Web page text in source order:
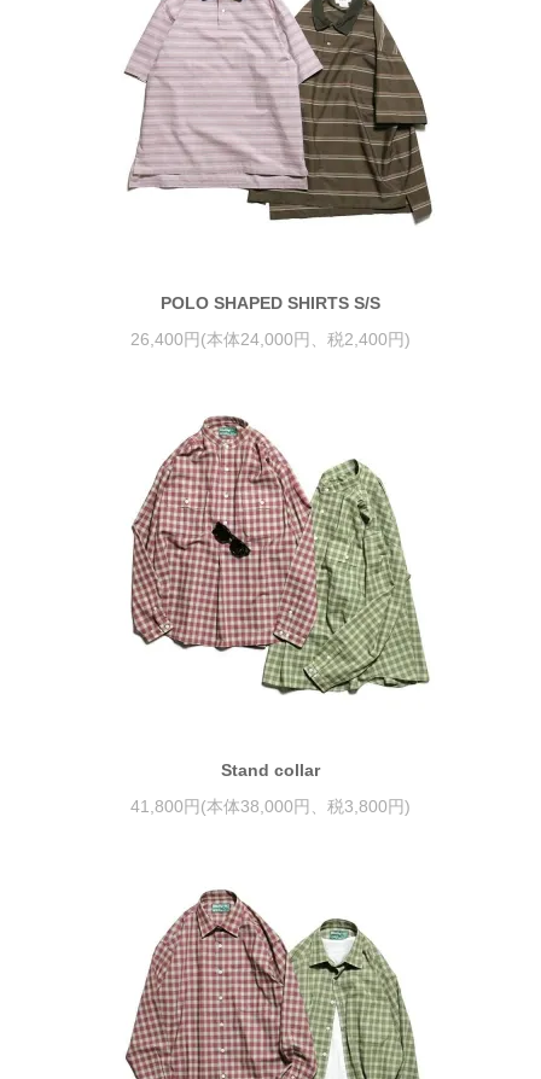
POLO SHAPED SHIRTS S/S
26,400円(本体24,000円、税2,400円)
Stand collar
41,800円(本体38,000円、税3,800円)